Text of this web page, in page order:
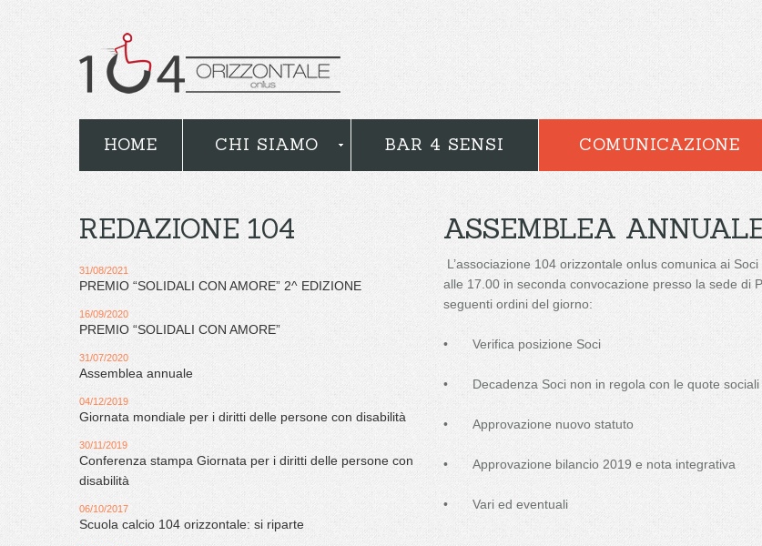
HOME CHI SIAMO BAR 4 SENSI COMUNICAZIONE
REDAZIONE 104
31/08/2021
PREMIO “SOLIDALI CON AMORE” 2^ EDIZIONE
16/09/2020
PREMIO “SOLIDALI CON AMORE”
31/07/2020
Assemblea annuale
04/12/2019
Giornata mondiale per i diritti delle persone con disabilità
30/11/2019
Conferenza stampa Giornata per i diritti delle persone con
disabilità
06/10/2017
Scuola calcio 104 orizzontale: si riparte
ASSEMBLEA
L’associazione 104 orizzontale onlus comunica ai
alle 17.00 in seconda convocazione presso la sede di
seguenti ordini del giorno:
• Verifica posizione Soci
• Decadenza Soci non in regola con le quote sociali
• Approvazione nuovo statuto
• Approvazione bilancio 2019 e nota integrativa
• Vari ed eventuali